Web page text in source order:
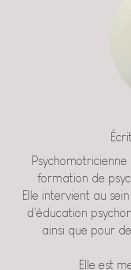
Psychomotricienne
formation de
Elle intervient au
d'éducation
ainsi que pour
Elle est